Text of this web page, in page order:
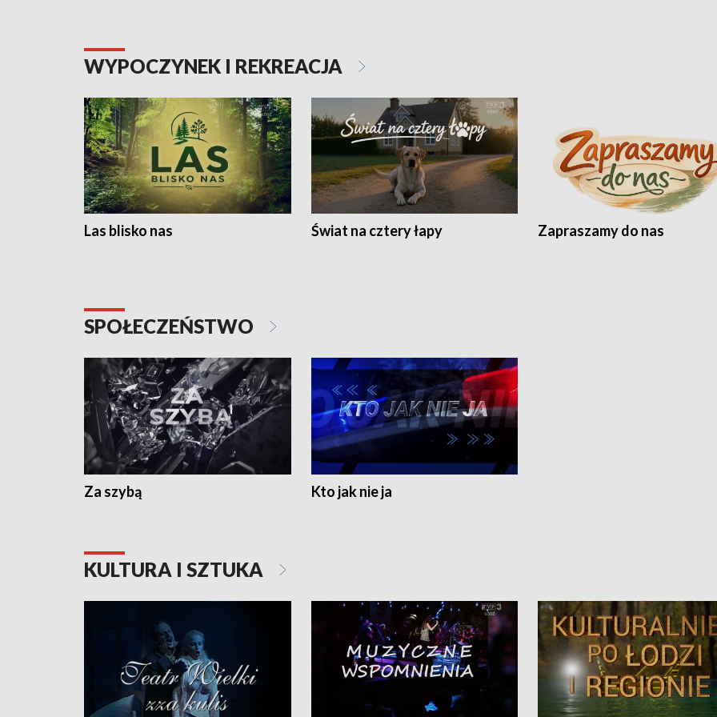
WYPOCZYNEK I REKREACJA
Las blisko nas Świat na cztery łapy Zapraszamy do nas
SPOŁECZEŃSTWO
Za szybą Kto jak nie ja
KULTURA I SZTUKA